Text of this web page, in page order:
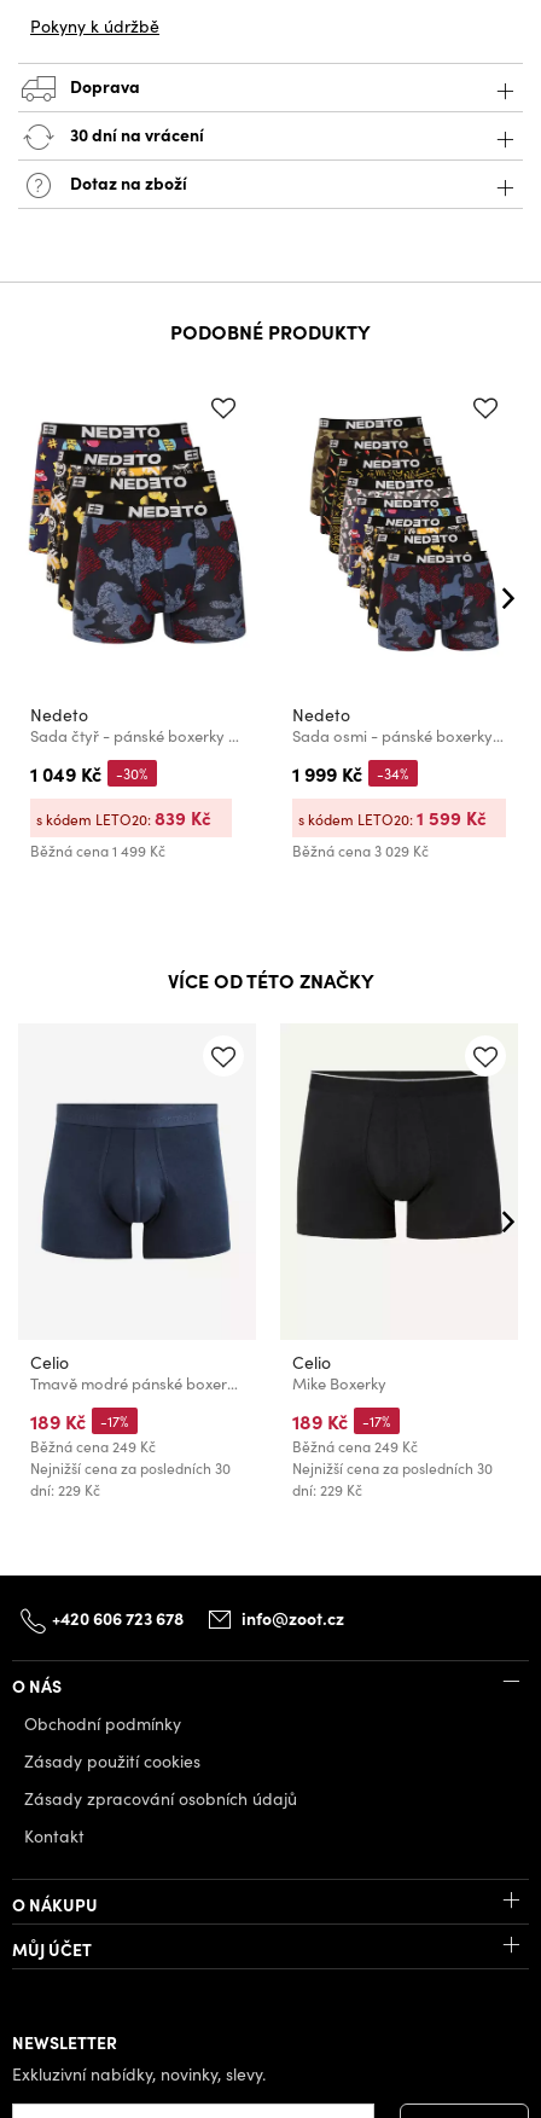
Pokyny k údržbě
Doprava
30 dní na vrácení
Dotaz na zboží
PODOBNÉ PRODUKTY
Nedeto
Sada čtyř - pánské boxerky Nedeto vícebarevné
1 049 Kč
Běžná cena1 499 Kč
-30%
s kódem LETO20:839 Kč
Nedeto
Sada osmi - pánské boxerky Nedeto vícebarevné
1 999 Kč
Běžná cena3 029 Kč
-34%
s kódem LETO20:1 599 Kč
VÍCE OD TÉTO ZNAČKY
Celio
Tmavě modré pánské boxerky Celio
189 Kč
Běžná cena249 Kč
Nejnižší cena za posledních 30
dní: 229 Kč
-17%
Celio
Mike Boxerky
189 Kč
Běžná cena249 Kč
Nejnižší cena za posledních 30
dní: 229 Kč
-17%
+420 606 723 678 info@zoot.cz
O NÁS
Obchodní podmínky
Zásady použití cookies
Zásady zpracování osobních údajů
Kontakt
O NÁKUPU
MŮJ ÚČET
NEWSLETTER
Exkluzivní nabídky, novinky, slevy.